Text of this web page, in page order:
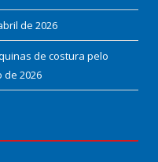
de 2026
de costura pelo
de 2026